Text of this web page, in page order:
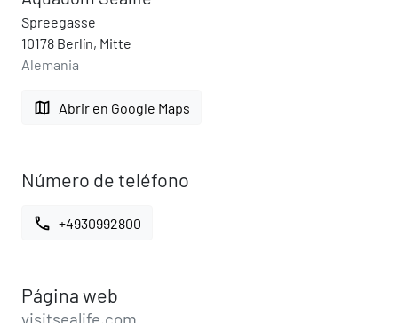
Spreegasse
10178 Berlín, Mitte
Alemania
map Abrir en Google Maps
Número de teléfono
call +4930992800
Página web